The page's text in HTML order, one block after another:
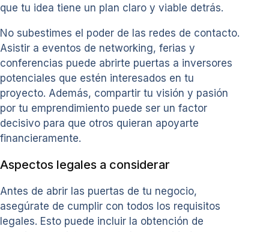
que tu idea tiene un plan claro y viable detrás.
No subestimes el poder de las redes de contacto.
Asistir a eventos de networking, ferias y
conferencias puede abrirte puertas a inversores
potenciales que estén interesados en tu
proyecto. Además, compartir tu visión y pasión
por tu emprendimiento puede ser un factor
decisivo para que otros quieran apoyarte
financieramente.
Aspectos legales a considerar
Antes de abrir las puertas de tu negocio,
asegúrate de cumplir con todos los requisitos
legales. Esto puede incluir la obtención de